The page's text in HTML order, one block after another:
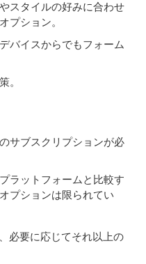
スタイルの好みに合わせ
プション。
バイスからでもフォーム
。
サブスクリプションが必
ラットフォームと比較す
プションは限られてい
必要に応じてそれ以上の